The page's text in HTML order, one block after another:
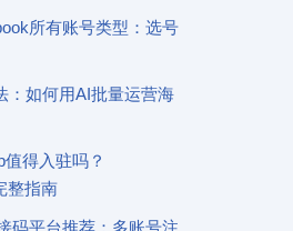
所有账号类型：选号
：如何用AI批量运营海
得入驻吗？
整指南